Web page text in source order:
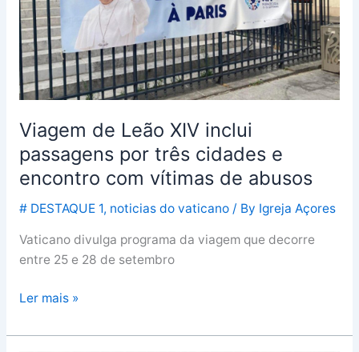
Viagem de Leão XIV inclui
passagens por três cidades e
encontro com vítimas de abusos
# DESTAQUE 1, noticias do vaticano/ By Igreja Açores
Vaticano divulga programa da viagem que decorre
entre 25 e 28 de setembro
inclui
passagens
por
três
cidades
encontro
com
vítimas
de
abusos
Ler mais »